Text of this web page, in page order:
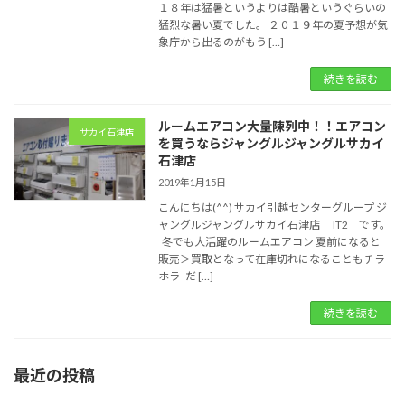
１８年は猛暑というよりは酷暑というぐらいの
猛烈な暑い夏でした。 ２０１９年の夏予想が気
象庁から出るのがもう […]
続きを読む
サカイ石津店
ルームエアコン大量陳列中！！エアコン
を買うならジャングルジャングルサカイ
石津店
2019年1月15日
こんにちは(^^) サカイ引越センターグループ ジ
ャングルジャングルサカイ石津店 IT2 です。
冬でも大活躍のルームエアコン 夏前になると
販売＞買取となって在庫切れになることもチラ
ホラ だ […]
続きを読む
最近の投稿